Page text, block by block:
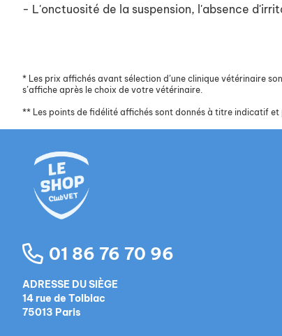
- L'onctuosité de la suspension, l'absence
* Les prix affichés avant sélection d’une clinique vétérinaire
s’affiche après le choix de votre vétérinaire.
** Les points de fidélité affichés sont donnés à titre indicatif
01 86 76 70 96
ADRESSE DU SIÈGE
14 rue de Tolbiac
75013 Paris